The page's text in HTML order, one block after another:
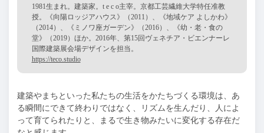
1981生まれ。建築家。t e c o主宰。京都工芸繊維大学特任准教
授。《向陽ロッジアハウス》（2011）、《地域ケア よしかわ》
（2014）、《ミノワ座ガーデン》（2016）、《幼・老・食の
堂》（2019）ほか。2016年、第15回ヴェネチア・ビエンナーレ
国際建築展会場デザインを担当。
https://teco.studio
建築やまちといった私たちの生活をかたちづくる環境は、あ
る瞬間にできて終わりではなく、リズムを生んだり、人によ
って育てられたりと、まるで生き物みたいに変化する存在だ